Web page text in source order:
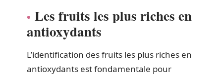
Les fruits les plus riches en
antioxydants
L’identification des fruits les plus riches en
antioxydants est fondamentale pour